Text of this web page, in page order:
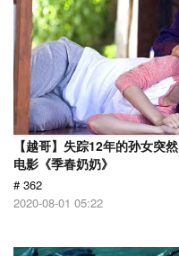
【越哥】失踪12年的孙女突
电影《季春奶奶》
# 362
2020-08-01 05:22